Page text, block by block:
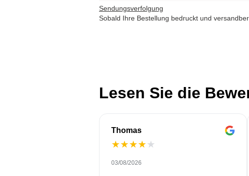
Sendungsverfolgung
Sobald Ihre Bestellung bedruckt und
Lesen Sie die
Thomas
★★★★★
03/08/2026